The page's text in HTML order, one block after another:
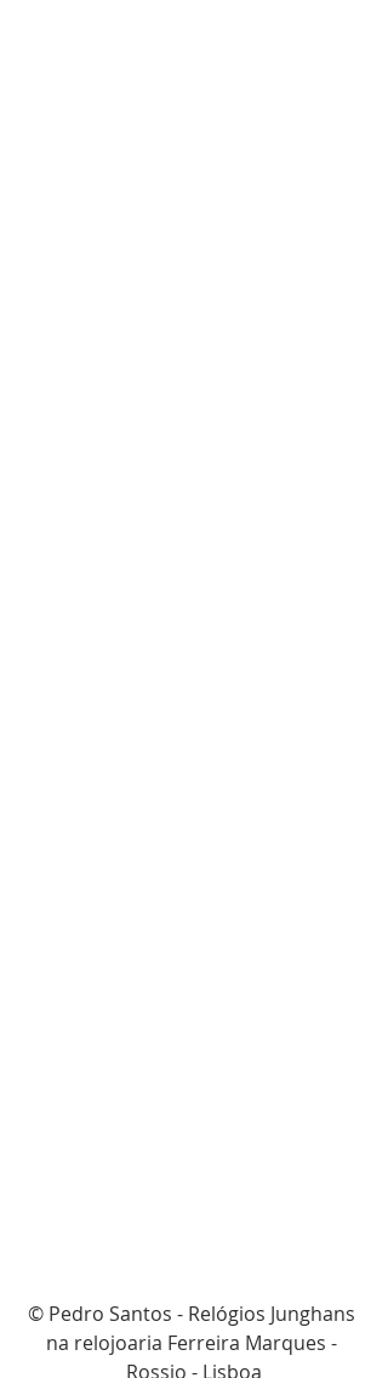
© Pedro Santos - Relógios Junghans
na relojoaria Ferreira Marques -
Rossio - Lisboa